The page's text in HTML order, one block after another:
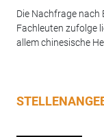
Die Nachfrage nach
Fachleuten zufolge
allem chinesische